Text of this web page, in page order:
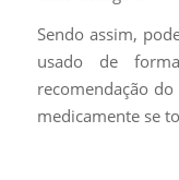
Sendo assim,
usado de
recomendação
medicamente se